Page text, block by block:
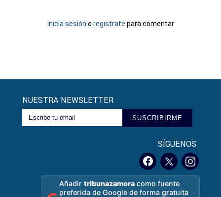
Inicia sesión o registrate para comentar
NUESTRA NEWSLETTER
SUSCRIBIRME
SÍGUENOS
Añadirtribunazamora como fuente
preferida de Google de forma gratuita